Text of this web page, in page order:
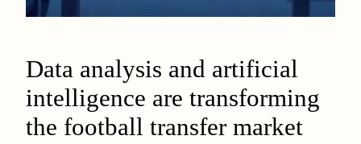
Data analysis and artificial
intelligence are transforming
the football transfer market